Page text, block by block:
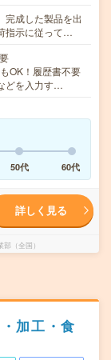
完成した製品を出
指示に従って…
OK！履歴書不要
どを入力す…
50代 60代
詳しく見る
（全国）
加工・食